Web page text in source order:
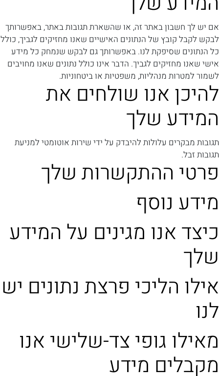
אם יש לך חשבון באתר זה, או שהשארת תגובות באתר, באפשרותך
לבקש לקבל קובץ של הנתונים האישיים שאנו מחזיקים לגביך, כולל
כל הנתונים שסיפקת לנו. באפשרותך גם לבקש שנמחק כל מידע
אישי שאנו מחזיקים לגביך. הדבר אינו כולל נתונים שאנו מחויבים
לשמור למטרות מנהליות, משפטיות או ביטחוניות.
להיכן אנו שולחים את
המידע שלך
תגובות מבקרים עלולות להיבדק על ידי שירות אוטומטי למניעת
תגובות זבל.
פרטי ההתקשרות שלך
מידע נוסף
כיצד אנו מגינים על המידע
שלך
אילו הליכי פרצת נתונים יש
לנו
מאילו גופי צד-שלישי אנו
מקבלים מידע